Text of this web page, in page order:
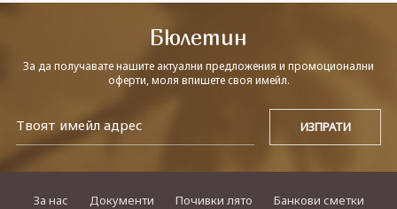
Бюлетин
За да получавате нашите актуални предложения и промоционални
оферти, моля впишете своя имейл.
За нас Документи Почивки лято
Банкови сметки